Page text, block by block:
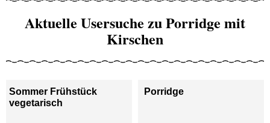
Aktuelle Usersuche zu Porridge mit
Kirschen
Sommer Frühstück
vegetarisch
Porridge